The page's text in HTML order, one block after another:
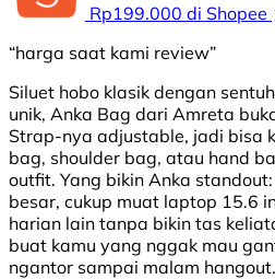
Rp199.000 di Shopee
“harga saat kami review”
Siluet hobo klasik dengan
unik, Anka Bag dari Amreta
Strap-nya adjustable, jadi bisa
bag, shoulder bag, atau hand
outfit. Yang bikin Anka
besar, cukup muat laptop 15.6
harian lain tanpa bikin tas
buat kamu yang nggak mau
ngantor sampai malam hangout.